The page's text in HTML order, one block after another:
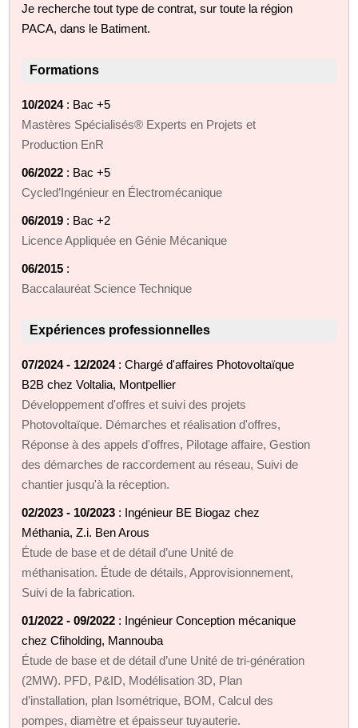
Je recherche tout type de contrat, sur toute la région
PACA, dans le Batiment.
Formations
10/2024: Bac +5
Mastères Spécialisés® Experts en Projets et
Production EnR
06/2022 : Bac +5
Cycled’Ingénieur en Électromécanique
06/2019 : Bac +2
Licence Appliquée en Génie Mécanique
06/2015 :
Baccalauréat Science Technique
Expériences professionnelles
07/2024 - 12/2024: Chargé d'affaires Photovoltaïque
B2B chez Voltalia, Montpellier
Développement d'offres et suivi des projets
Photovoltaïque. Démarches et réalisation d'offres,
Réponse à des appels d'offres, Pilotage affaire, Gestion
des démarches de raccordement au réseau, Suivi de
chantier jusqu'à la réception.
02/2023 - 10/2023 : Ingénieur BE Biogaz chez
Méthania, Z.i. Ben Arous
Étude de base et de détail d’une Unité de
méthanisation. Étude de détails, Approvisionnement,
Suivi de la fabrication.
01/2022 - 09/2022 : Ingénieur Conception mécanique
chez Cfiholding, Mannouba
Étude de base et de détail d’une Unité de tri-génération
(2MW). PFD, P&ID, Modélisation 3D, Plan
d’installation, plan Isométrique, BOM, Calcul des
pompes, diamètre et épaisseur tuyauterie.